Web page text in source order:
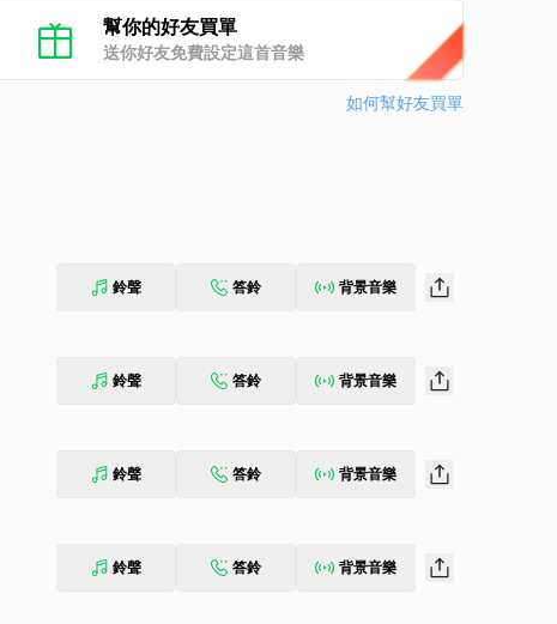
幫你的好友買單
送你好友免費設定這首音樂
如何幫好友買單
鈴聲 答鈴 背景音樂
鈴聲 答鈴 背景音樂
鈴聲 答鈴 背景音樂
鈴聲 答鈴 背景音樂